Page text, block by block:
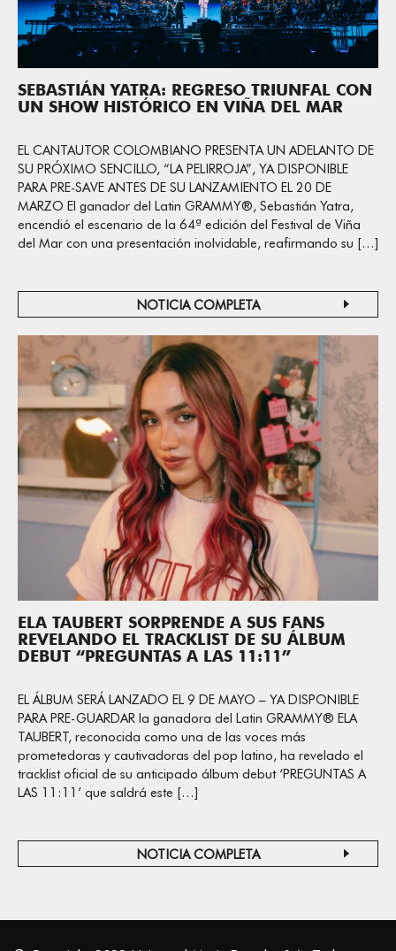
SEBASTIÁN YATRA: REGRESO TRIUNFAL CON
UN SHOW HISTÓRICO EN VIÑA DEL MAR
EL CANTAUTOR COLOMBIANO PRESENTA UN ADELANTO DE
SU PRÓXIMO SENCILLO, “LA PELIRROJA”, YA DISPONIBLE
PARA PRE-SAVE ANTES DE SU LANZAMIENTO EL 20 DE
MARZO El ganador del Latin GRAMMY®, Sebastián Yatra,
encendió el escenario de la 64ª edición del Festival de Viña
del Mar con una presentación inolvidable, reafirmando su […]
NOTICIA COMPLETA
ELA TAUBERT SORPRENDE A SUS FANS
REVELANDO EL TRACKLIST DE SU ÁLBUM
DEBUT “PREGUNTAS A LAS 11:11”
EL ÁLBUM SERÁ LANZADO EL 9 DE MAYO – YA DISPONIBLE
PARA PRE-GUARDAR la ganadora del Latin GRAMMY® ELA
TAUBERT, reconocida como una de las voces más
prometedoras y cautivadoras del pop latino, ha revelado el
tracklist oficial de su anticipado álbum debut ‘PREGUNTAS A
LAS 11:11’ que saldrá este […]
NOTICIA COMPLETA